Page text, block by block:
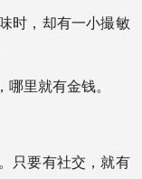
时，却有一小撮敏
里就有金钱。
只要有社交，就有